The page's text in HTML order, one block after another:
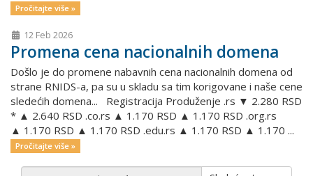
Pročitajte više »
12 Feb 2026
Promena cena nacionalnih domena
Došlo je do promene nabavnih cena nacionalnih domena od
strane RNIDS-a, pa su u skladu sa tim korigovane i naše cene
sledećih domena... Registracija Produženje .rs ▼ 2.280 RSD
* ▲ 2.640 RSD .co.rs ▲ 1.170 RSD ▲ 1.170 RSD .org.rs
▲ 1.170 RSD ▲ 1.170 RSD .edu.rs ▲ 1.170 RSD ▲ 1.170 ...
Pročitajte više »